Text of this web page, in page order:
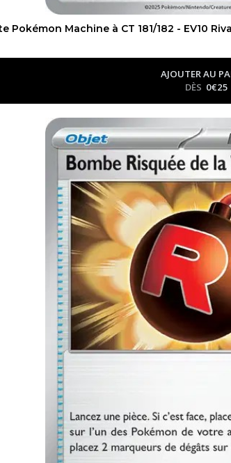
Pokémon Machine à CT 181/182 - EV10
AJOUTER AU
DÈS 0€25